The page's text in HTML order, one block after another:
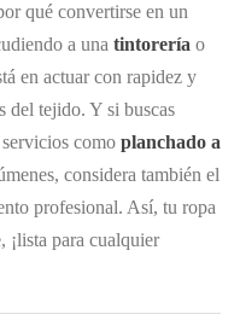
qué convertirse en un
a una tintorería o
en actuar con rapidez y
del tejido. Y si buscas
como planchado a
considera también el
profesional. Así, tu ropa
¡lista para cualquier